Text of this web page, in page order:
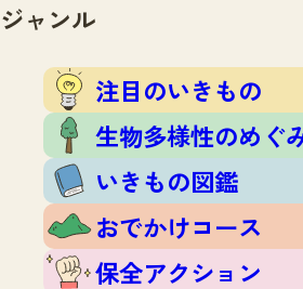
注目のいきもの
いきもの図鑑
おでかけコース
保全アクション
調査レポート
調査レポートTOP
調査結果
ふくおかいきものマップ
マッチング
マッチングTOP
掲載申し込みフォーム
お問合せ
ジャンル
注目のいきもの
生物多様性のめぐ
いきもの図鑑
おでかけコース
保全アクション